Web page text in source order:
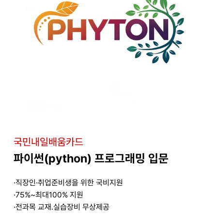
국민내일배움카드
파이썬(python) 프로그래밍 입문
·직장인·취업준비생을 위한 국비지원
·75%~최대100% 지원
·전과목 교재.실습장비 무상제공